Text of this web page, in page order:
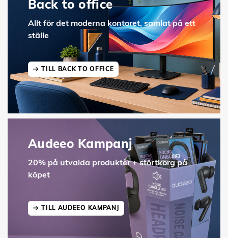
Back to office
Allt för det moderna kontoret, samlat på ett
ställe
TILL BACK TO OFFICE
Audeeo Kampanj
20% på utvalda produkter + störtkorg på
köpet
TILL AUDEEO KAMPANJ